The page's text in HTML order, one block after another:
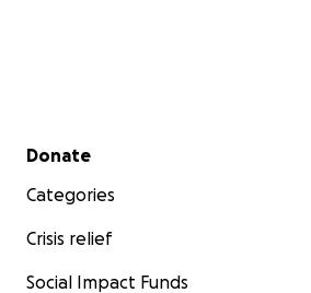
Secondary menu
Donate
Categories
Crisis relief
Social Impact Funds